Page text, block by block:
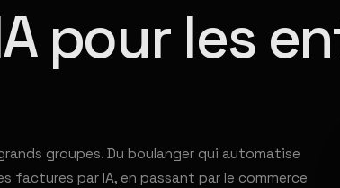
pour les
groupes. Du boulanger qui automatise
factures par IA, en passant par le commerce